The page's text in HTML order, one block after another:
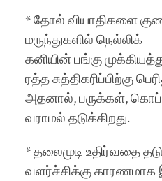
* தோல் வியாதிகளை
மருந்துகளில் நெல்லிக்
கனியின் பங்கு
ரத்த சுத்திகரிப்பிற்கு
அதனால், பருக்கள்,
வராமல் தடுக்கிறது.
* தலைமுடி உதிர்வதை
வளர்ச்சிக்கு